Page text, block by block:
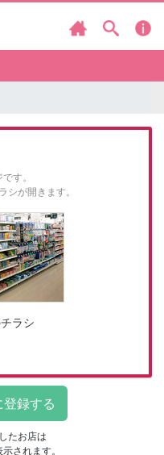
す。
シが開きます。
ラシ
たお店は
示されます。